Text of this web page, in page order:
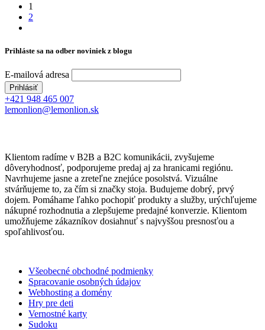
1
2
Prihláste sa na odber noviniek z blogu
E-mailová adresa
+421 948 465 007
lemonlion@lemonlion.sk
Klientom radíme v B2B a B2C komunikácii, zvyšujeme
dôveryhodnosť, podporujeme predaj aj za hranicami regiónu.
Navrhujeme jasne a zreteľne znejúce posolstvá. Vizuálne
stvárňujeme to, za čím si značky stoja. Budujeme dobrý, prvý
dojem. Pomáhame ľahko pochopiť produkty a služby, urýchľujeme
nákupné rozhodnutia a zlepšujeme predajné konverzie. Klientom
umožňujeme zákazníkov dosiahnuť s najvyššou presnosťou a
spoľahlivosťou.
Všeobecné obchodné podmienky
Spracovanie osobných údajov
Webhosting a domény
Hry pre deti
Vernostné karty
Sudoku